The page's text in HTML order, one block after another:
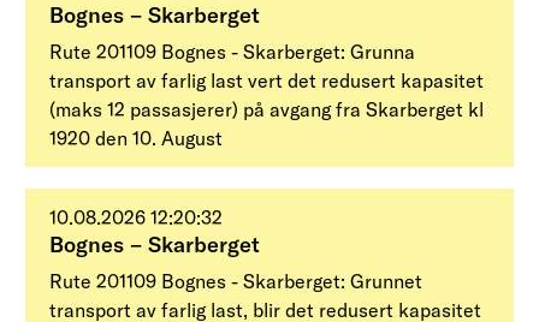
Bognes – Skarberget
Rute 201109 Bognes - Skarberget: Grunna
transport av farlig last vert det redusert kapasitet
(maks 12 passasjerer) på avgang fra Skarberget kl
1920 den 10. August
10.08.2026 12:20:32
Bognes – Skarberget
Rute 201109 Bognes - Skarberget: Grunnet
transport av farlig last, blir det redusert kapasitet